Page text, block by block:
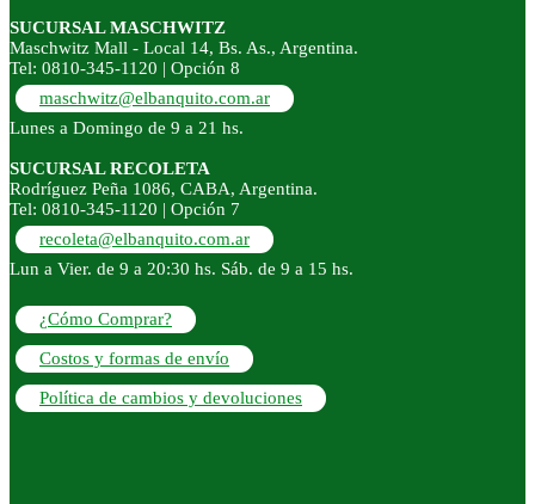
SUCURSAL MASCHWITZ
Maschwitz Mall - Local 14, Bs. As., Argentina.
Tel: 0810-345-1120 | Opción 8
maschwitz@elbanquito.com.ar
Lunes a Domingo de 9 a 21 hs.
SUCURSAL RECOLETA
Rodríguez Peña 1086, CABA, Argentina.
Tel: 0810-345-1120 | Opción 7
recoleta@elbanquito.com.ar
Lun a Vier. de 9 a 20:30 hs. Sáb. de 9 a 15 hs.
¿Cómo Comprar?
Costos y formas de envío
Política de cambios y devoluciones